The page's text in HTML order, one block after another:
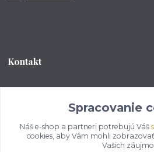
Kontakt
od 8:00 - do 16:00 hod
info@kotlikovesupravy.sk
Spracovanie
Náš e-shop a partneri potrebujú Váš
cookies, aby Vám mohli
Vašich